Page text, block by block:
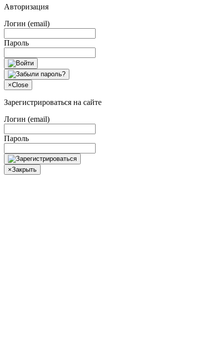
Авторизация
Логин (email)
Пароль
×Close
Зарегистрироваться на сайте
Логин (email)
Пароль
×Закрыть